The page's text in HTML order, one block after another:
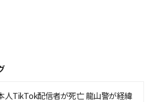
人TikTok配信者が死亡 龍山警が経緯